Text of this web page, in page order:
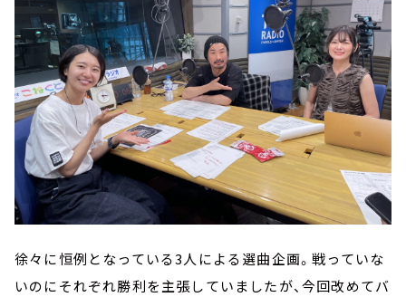
徐々に恒例となっている3人による選曲企画。戦っていな
いのにそれぞれ勝利を主張していましたが、今回改めてバ